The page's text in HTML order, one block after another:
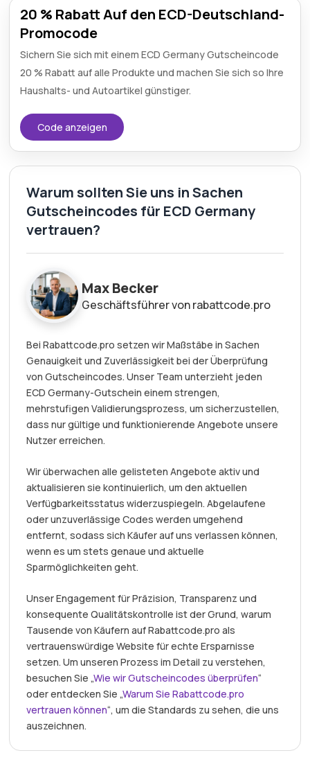
20 % Rabatt Auf den ECD-Deutschland-
Promocode
Sichern Sie sich mit einem ECD Germany Gutscheincode
20 % Rabatt auf alle Produkte und machen Sie sich so Ihre
Haushalts- und Autoartikel günstiger.
Code anzeigen
Warum sollten Sie uns in Sachen
Gutscheincodes für ECD Germany
vertrauen?
Max Becker
Geschäftsführer von rabattcode.pro
Bei Rabattcode.pro setzen wir Maßstäbe in Sachen
Genauigkeit und Zuverlässigkeit bei der Überprüfung
von Gutscheincodes. Unser Team unterzieht jeden
ECD Germany-Gutschein einem strengen,
mehrstufigen Validierungsprozess, um sicherzustellen,
dass nur gültige und funktionierende Angebote unsere
Nutzer erreichen.
Wir überwachen alle gelisteten Angebote aktiv und
aktualisieren sie kontinuierlich, um den aktuellen
Verfügbarkeitsstatus widerzuspiegeln. Abgelaufene
oder unzuverlässige Codes werden umgehend
entfernt, sodass sich Käufer auf uns verlassen können,
wenn es um stets genaue und aktuelle
Sparmöglichkeiten geht.
Unser Engagement für Präzision, Transparenz und
konsequente Qualitätskontrolle ist der Grund, warum
Tausende von Käufern auf Rabattcode.pro als
vertrauenswürdige Website für echte Ersparnisse
setzen. Um unseren Prozess im Detail zu verstehen,
besuchen Sie „Wie wir Gutscheincodes überprüfen“
oder entdecken Sie „Warum Sie Rabattcode.pro
vertrauen können“, um die Standards zu sehen, die uns
auszeichnen.